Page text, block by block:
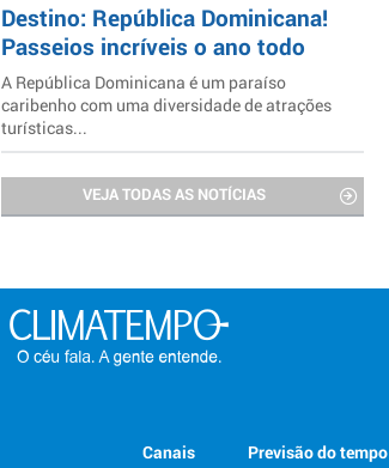
Destino: República Dominicana!
Passeios incríveis o ano todo
A República Dominicana é um paraíso
caribenho com uma diversidade de atrações
turísticas...
VEJA TODAS AS NOTÍCIAS
Previsão do tempo
Canais